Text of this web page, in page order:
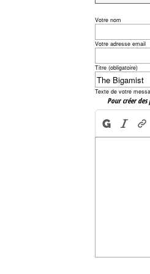
Votre nom
Votre adresse email
Titre (obligatoire)
Texte de votre
Pour créer des